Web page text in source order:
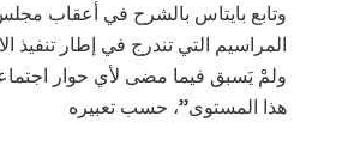
وتابع بايتاس بالشرح في أعقاب
المراسيم التي تندرج في إطار تنفيذ
ولمْ يَسبق فيما مضى لأي حوار
هذا المستوى”، حسب تعبيره